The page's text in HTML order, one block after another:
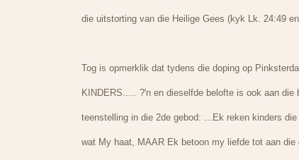
die uitstorting van die Heilige Gees (kyk Lk. 24:49 en
Tog is opmerklik dat tydens die doping op
KINDERS..... ?'n en dieselfde belofte is ook aan
teenstelling in die 2de gebod: ...Ek reken kinders
wat My haat, MAAR Ek betoon my liefde tot aan